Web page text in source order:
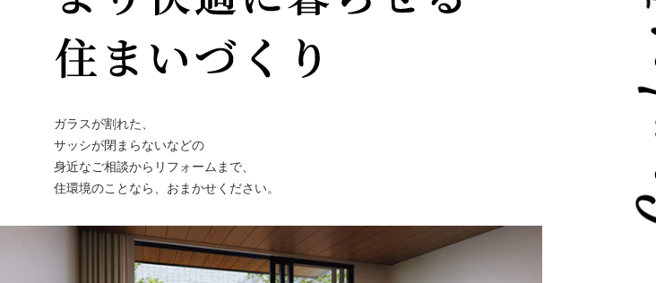
ガラスが割れた、
サッシが閉まらないなどの
身近なご相談からリフォームまで、
住環境のことなら、おまかせください。